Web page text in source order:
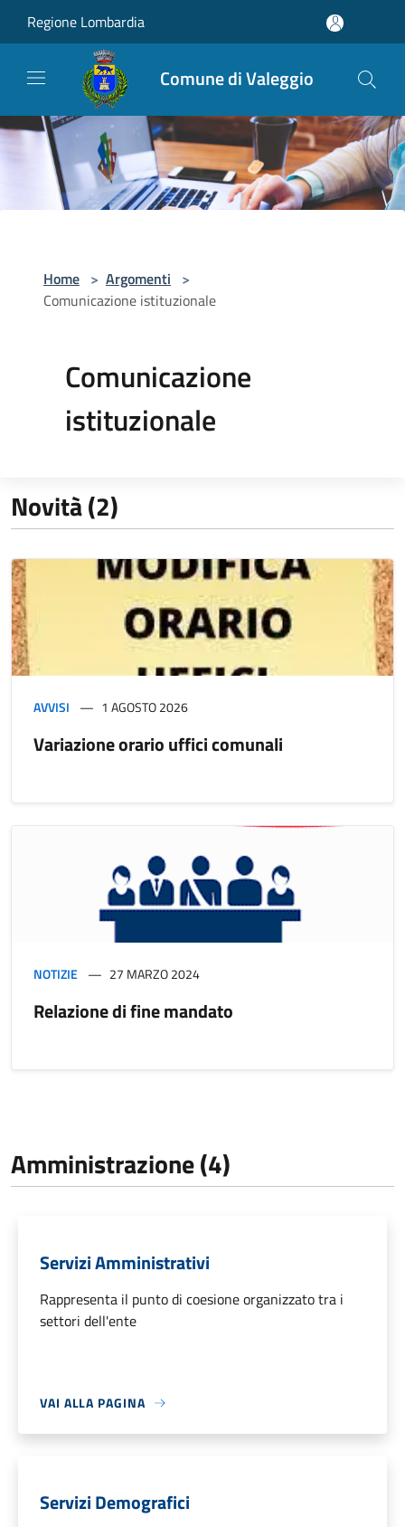
Regione Lombardia
Comune di Valeggio
Home > Argomenti >
Comunicazione istituzionale
Comunicazione
istituzionale
Novità (2)
AVVISI 1 AGOSTO 2026
Variazione orario uffici comunali
NOTIZIE 27 MARZO 2024
Relazione di fine mandato
Amministrazione (4)
Servizi Amministrativi
Rappresenta il punto di coesione organizzato tra i
settori dell'ente
VAI ALLA PAGINA
Servizi Demografici